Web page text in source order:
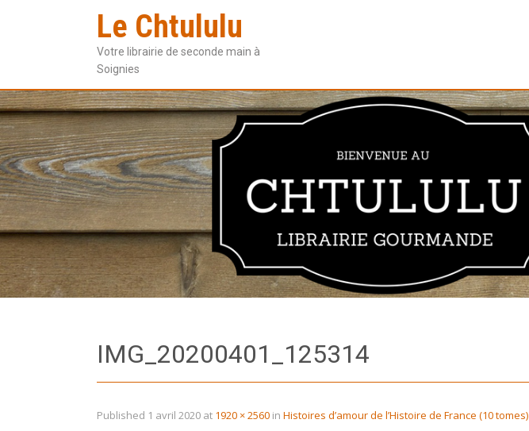
Le Chtululu
Votre librairie de seconde main à
Soignies
IMG_20200401_125314
Published 1 avril 2020 at 1920 × 2560 in Histoires d’amour de l’Histoire de France (10 tomes)